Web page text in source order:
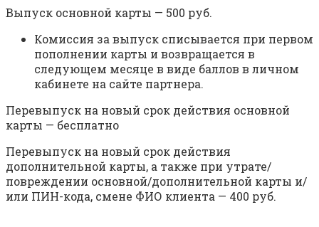
Выпуск основной карты — 500 руб.
Комиссия за выпуск списывается при первом
пополнении карты и возвращается в
следующем месяце в виде баллов в личном
кабинете на сайте партнера.
Перевыпуск на новый срок действия основной
карты — бесплатно
Перевыпуск на новый срок действия
дополнительной карты, а также при утрате/
повреждении основной/дополнительной карты и/
или ПИН-кода, смене ФИО клиента — 400 руб.